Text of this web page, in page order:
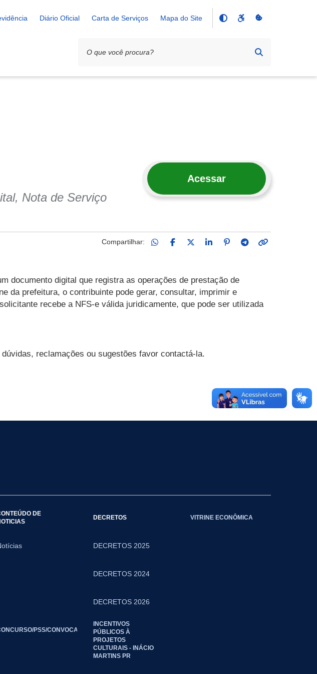
Diário Oficial Carta de Serviços Mapa do Site
Nota de Serviço
Acessar
Compartilhar:
documento digital que registra as operações de prestação de
da prefeitura, o contribuinte pode gerar, consultar, imprimir e
recebe a NFS-e válida juridicamente, que pode ser utilizada
reclamações ou sugestões favor contactá-la.
DE
DECRETOS
DECRETOS 2025
DECRETOS 2024
DECRETOS 2026
VITRINE ECONÔMICA
PSS/CONVOCAÇÃO
INCENTIVOS
PÚBLICOS À
PROJETOS
CULTURAIS - INÁCIO
MARTINS PR